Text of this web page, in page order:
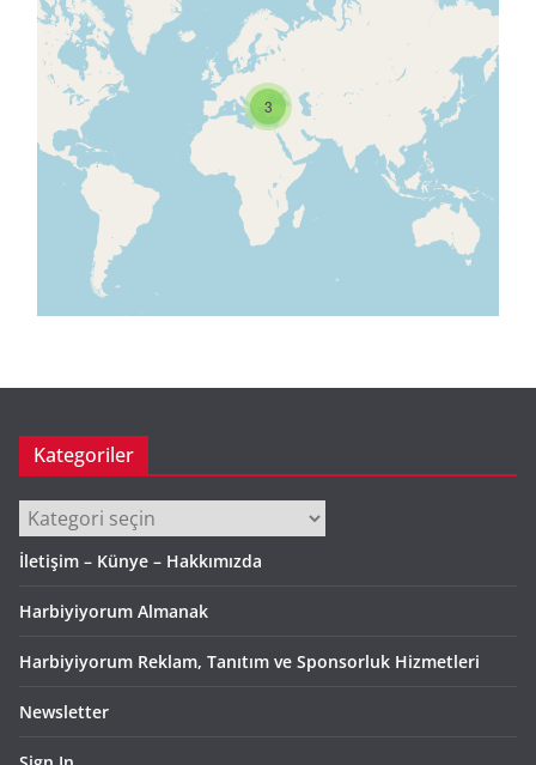
3
Kategoriler
Kategoriler
İletişim – Künye – Hakkımızda
Harbiyiyorum Almanak
Harbiyiyorum Reklam, Tanıtım ve Sponsorluk Hizmetleri
Newsletter